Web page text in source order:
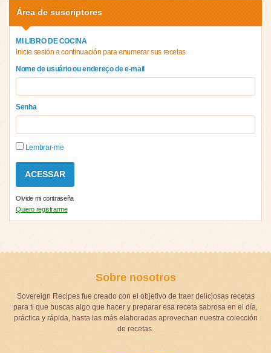
Área de suscriptores
MI LIBRO DE COCINA
Inicie sesión a continuación para enumerar sus recetas
Nome de usuário ou endereço de e-mail
Senha
Lembrar-me
Olvide mi contraseña
Quiero registrarme
Sobre nosotros
Sovereign Recipes fue creado con el objetivo de traer deliciosas recetas
para ti que buscas algo que hacer y preparar esa receta sabrosa en el día,
práctica y rápida, hasta las más elaboradas aprovechan nuestra colección
de recetas.